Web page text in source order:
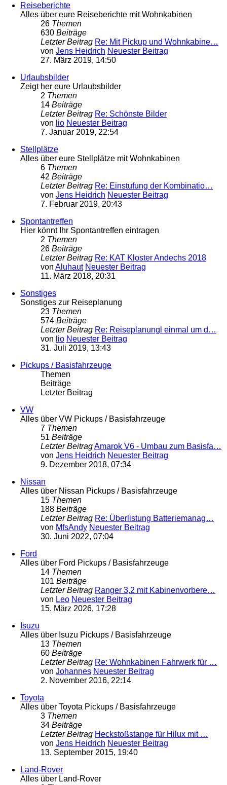
Reiseberichte
Alles über eure Reiseberichte mit Wohnkabinen
26 Themen
630 Beiträge
Letzter Beitrag Re: Mit Pickup und Wohnkabine…
von Jens Heidrich Neuester Beitrag
27. März 2019, 14:50
Urlaubsbilder
Zeigt her eure Urlaubsbilder
2 Themen
14 Beiträge
Letzter Beitrag Re: Schönste Bilder
von lio Neuester Beitrag
7. Januar 2019, 22:54
Stellplätze
Alles über eure Stellplätze mit Wohnkabinen
6 Themen
42 Beiträge
Letzter Beitrag Re: Einstufung der Kombinatio…
von Jens Heidrich Neuester Beitrag
7. Februar 2019, 20:43
Spontantreffen
Hier könnt Ihr Spontantreffen eintragen
2 Themen
26 Beiträge
Letzter Beitrag Re: KAT Kloster Andechs 2018
von Aluhaut Neuester Beitrag
11. März 2018, 20:31
Sonstiges
Sonstiges zur Reiseplanung
23 Themen
574 Beiträge
Letzter Beitrag Re: Reiseplanungl einmal um d…
von lio Neuester Beitrag
31. Juli 2019, 13:43
Pickups / Basisfahrzeuge
Themen
Beiträge
Letzter Beitrag
VW
Alles über VW Pickups / Basisfahrzeuge
7 Themen
51 Beiträge
Letzter BeitragAmarok V6 - Umbau zum Basisfa…
von Jens Heidrich Neuester Beitrag
9. Dezember 2018, 07:34
Nissan
Alles über Nissan Pickups / Basisfahrzeuge
15 Themen
188 Beiträge
Letzter Beitrag Re: Überlistung Batteriemanag…
von MfsAndy Neuester Beitrag
30. Juni 2022, 07:04
Ford
Alles über Ford Pickups / Basisfahrzeuge
14 Themen
101 Beiträge
Letzter Beitrag Ranger 3,2 mit Kabinenvorbere…
von Leo Neuester Beitrag
15. März 2026, 17:28
Isuzu
Alles über Isuzu Pickups / Basisfahrzeuge
13 Themen
60 Beiträge
Letzter Beitrag Re: Wohnkabinen Fahrwerk für …
von Johannes Neuester Beitrag
2. November 2016, 22:14
Toyota
Alles über Toyota Pickups / Basisfahrzeuge
3 Themen
34 Beiträge
Letzter Beitrag Heckstoßstange für Hilux mit …
von Jens Heidrich Neuester Beitrag
13. September 2015, 19:40
Land-Rover
Alles über Land-Rover